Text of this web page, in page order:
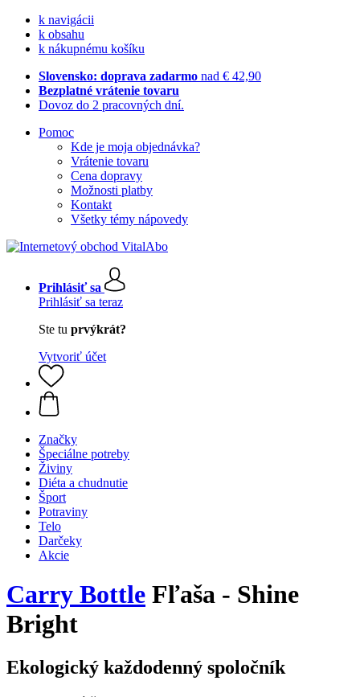
k navigácii
k obsahu
k nákupnému košíku
Slovensko: doprava zadarmo nad € 42,90
Bezplatné vrátenie tovaru
Dovoz do 2 pracovných dní.
Pomoc
Kde je moja objednávka?
Vrátenie tovaru
Cena dopravy
Možnosti platby
Kontakt
Všetky témy nápovedy
Prihlásiť sa
Prihlásiť sa teraz
Ste tu prvýkrát?
Vytvoriť účet
Značky
Špeciálne potreby
Živiny
Diéta a chudnutie
Šport
Potraviny
Telo
Darčeky
Akcie
Carry Bottle Fľaša - Shine
Bright
Ekologický každodenný spoločník